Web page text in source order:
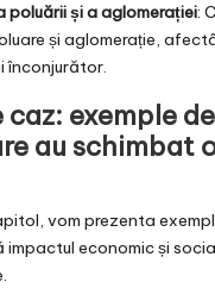
poluării și a aglomerației:
și aglomerație,
înconjurător.
caz: exemple
au schimbat
vom prezenta
impactul economic și